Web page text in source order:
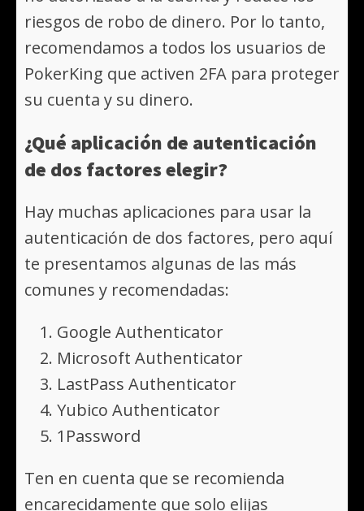
riesgos de robo de dinero. Por lo tanto,
recomendamos a todos los usuarios de
PokerKing que activen 2FA para proteger
su cuenta y su dinero.
¿Qué aplicación de autenticación
de dos factores elegir?
Hay muchas aplicaciones para usar la
autenticación de dos factores, pero aquí
te presentamos algunas de las más
comunes y recomendadas:
Google Authenticator
Microsoft Authenticator
LastPass Authenticator
Yubico Authenticator
1Password
Ten en cuenta que se recomienda
encarecidamente que solo elijas